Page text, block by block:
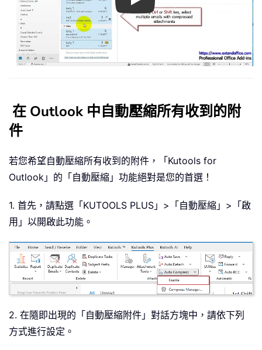
Play
在 Outlook 中自動壓縮所有收到的附
件
若您希望自動壓縮所有收到的附件，「Kutools for
Outlook」的「自動壓縮」功能絕對是您的首選！
1. 首先，請點選「KUTOOLS PLUS」>「自動壓縮」>「啟
用」以開啟此功能。
2. 在隨即出現的「自動壓縮附件」對話方塊中，請依下列
方式進行設定。